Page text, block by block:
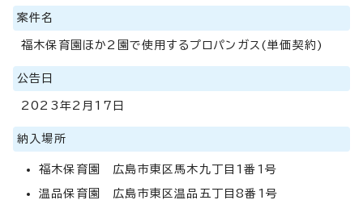
案件名
福木保育園ほか2園で使用するプロパンガス(単価契約)
公告日
2023年2月17日
納入場所
福木保育園 広島市東区馬木九丁目1番1号
温品保育園 広島市東区温品五丁目8番1号